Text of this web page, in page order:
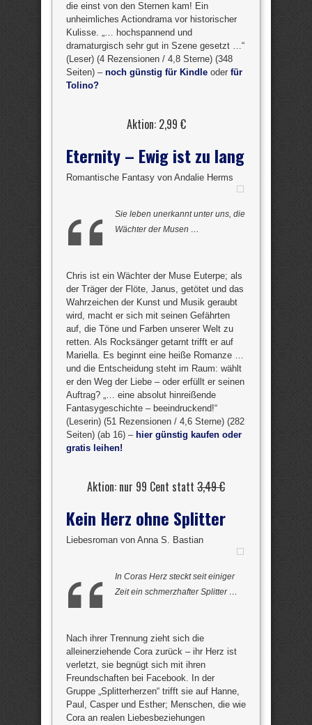
die einst von den Sternen kam! Ein
unheimliches Actiondrama vor historischer
Kulisse. „… hochspannend und
dramaturgisch sehr gut in Szene gesetzt …“
(Leser) (4 Rezensionen / 4,8 Sterne) (348
Seiten) – noch günstig für Kindle oder für
Tolino?
Aktion: 2,99 €
Eternity – Ewig ist zu lang
Romantische Fantasy von Andalie Herms
Sie leben unerkannt unter uns, die
Wächter der Musen …
Chris ist ein Wächter der Muse Euterpe; als
der Träger der Flöte, Janus, getötet und das
Wahrzeichen der Kunst und Musik geraubt
wird, macht er sich mit seinen Gefährten
auf, die Töne und Farben unserer Welt zu
retten. Als Rocksänger getarnt trifft er auf
Mariella. Es beginnt eine heiße Romanze …
und die Entscheidung steht im Raum: wählt
er den Weg der Liebe – oder erfüllt er seinen
Auftrag? „… eine absolut hinreißende
Fantasygeschichte – beeindruckend!“
(Leserin) (51 Rezensionen / 4,6 Sterne) (282
Seiten) (ab 16) – hier günstig kaufen oder
gratis leihen!
Aktion: nur 99 Cent statt 3,49 €
Kein Herz ohne Splitter
Liebesroman von Anna S. Bastian
In Coras Herz steckt seit einiger
Zeit ein schmerzhafter Splitter …
Nach ihrer Trennung zieht sich die
alleinerziehende Cora zurück – ihr Herz ist
verletzt, sie begnügt sich mit ihren
Freundschaften bei Facebook. In der
Gruppe „Splitterherzen“ trifft sie auf Hanne,
Paul, Casper und Esther; Menschen, die wie
Cora an realen Liebesbeziehungen